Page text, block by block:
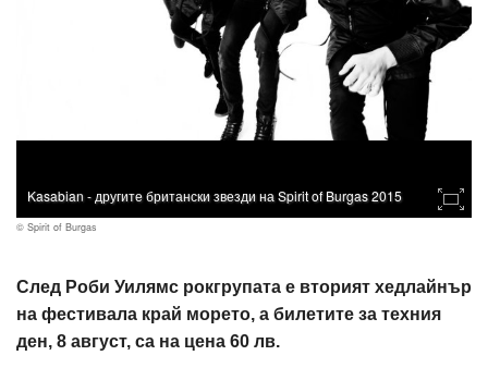
Kasabian - другите британски звезди на Spirit of Burgas 2015
© Spirit of Burgas
След Роби Уилямс рокгрупата е вторият хедлайнър
на фестивала край морето, а билетите за техния
ден, 8 август, са на цена 60 лв.